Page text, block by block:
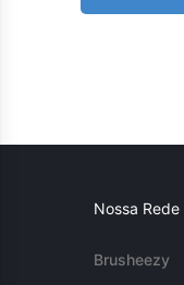
Nossa Rede
Brusheezy